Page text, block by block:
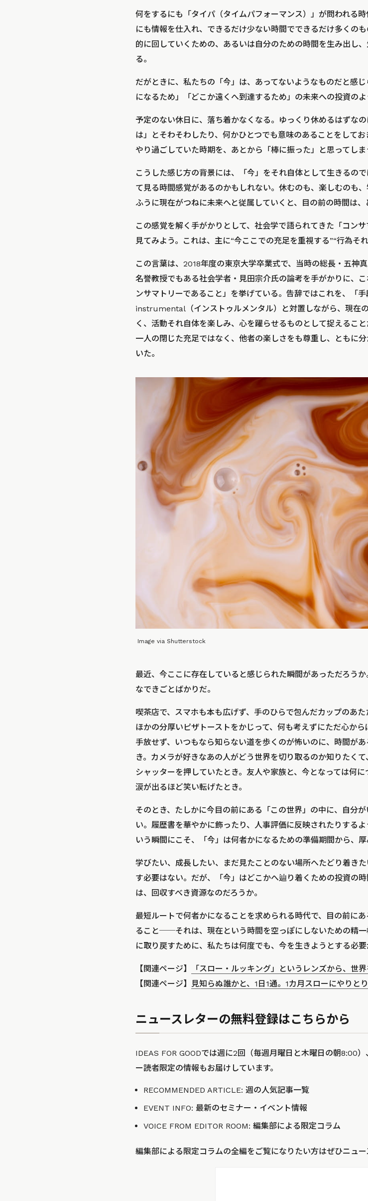
何をするにも「タイパ（タイムパフォーマンス）」が問われる
にも情報を仕入れ、できるだけ少ない時間でできるだけ多くの
的に回していくための、あるいは自分のための時間を生み出し
る。
だがときに、私たちの「今」は、あってないようなものだと感
になるため」「どこか遠くへ到達するため」の未来への投資のよ
予定のない休日に、落ち着かなくなる。ゆっくり休めるはずな
は」とそわそわしたり、何かひとつでも意味のあることをして
やり過ごしていた時期を、あとから「棒に振った」と思ってしま
こうした感じ方の背景には、「今」をそれ自体として生きるの
て見る時間感覚があるのかもしれない。休むのも、楽しむのも
ふうに現在がつねに未来へと従属していくと、目の前の時間は、
この感覚を解く手がかりとして、社会学で語られてきた「コン
見てみよう。これは、主に“今ここでの充足を重視する”“行為そ
この言葉は、2018年度の東京大学卒業式で、当時の総長・五神
名誉教授でもある社会学者・見田宗介氏の論考を手がかりに、
ンサマトリーであること」を挙げている。告辞ではこれを、「
instrumental（インストゥルメンタル）と対置しながら、現在
く、活動それ自体を楽しみ、心を躍らせるものとして捉えるこ
一人の閉じた充足ではなく、他者の楽しさをも尊重し、ともに
いた。
Image via Shutterstock
最近、今ここに存在していると感じられた瞬間があっただろう
なできごとばかりだ。
喫茶店で、スマホも本も広げず、手のひらで包んだカップのあ
ほかの分厚いピザトーストをかじって、何も考えずにただ心か
手放せず、いつもなら知らない道を歩くのが怖いのに、時間が
き。カメラが好きなあの人がどう世界を切り取るのか知りたく
シャッターを押していたとき。友人や家族と、今となっては何
涙が出るほど笑い転げたとき。
そのとき、たしかに今目の前にある「この世界」の中に、自分
い。履歴書を華やかに飾ったり、人事評価に反映されたりする
いう瞬間にこそ、「今」は何者かになるための準備期間から、
学びたい、成長したい、まだ見たことのない場所へたどり着き
す必要はない。だが、「今」はどこかへ辿り着くための投資の
は、回収すべき資源なのだろうか。
最短ルートで何者かになることを求められる時代で、目の前に
ること──それは、現在という時間を空っぽにしないための精
に取り戻すために、私たちは何度でも、今を生きようとする必要
【関連ページ】
「スロー・ルッキング」というレンズから、世
【関連ページ】 見知らぬ誰かと、1日1通。1カ月スローにやりと
ニュースレターの無料登録はこちらから
IDEAS FOR GOODでは週に2回（毎週月曜日と木曜日の朝8:00
ー読者限定の情報もお届けしています。
RECOMMENDED ARTICLE: 週の人気記事一覧
EVENT INFO: 最新のセミナー・イベント情報
VOICE FROM EDITOR ROOM: 編集部による限定コラム
編集部による限定コラムの全編をご覧になりたい方はぜひニュー